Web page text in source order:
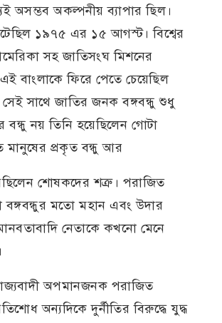
অসম্ভব অকল্পনীয় ব্যাপার ছিল।
১৯৭৫ এর ১৫ আগস্ট। বিশ্বের
সহ জাতিসংঘ মিশনের
বাংলাকে ফিরে পেতে চেয়েছিল
সেই সাথে জাতির জনক বঙ্গবন্ধু শুধু
বন্ধু নয় তিনি হয়েছিলেন গোটা
মানুষের প্রকৃত বন্ধু আর
শোষকদের শত্রু। পরাজিত
বঙ্গবন্ধুর মতো মহান এবং উদার
নেতাকে কখনো মেনে
অপমানজনক পরাজিত
অন্যদিকে দুর্নীতির বিরুদ্ধে যুদ্ধ